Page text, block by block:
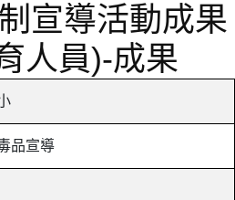
宣導活動成果
人員)-成果
品宣導